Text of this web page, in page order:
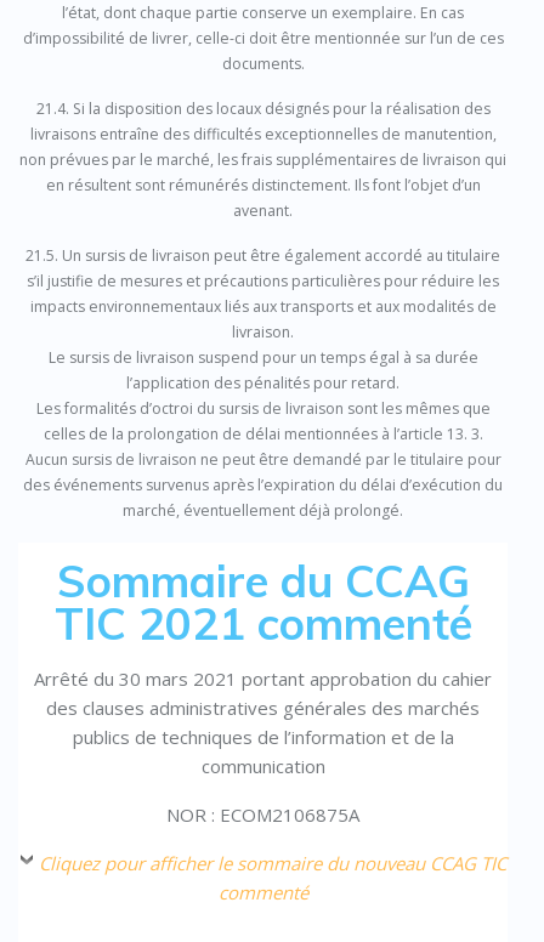
l’état, dont chaque partie conserve un exemplaire. En cas
d’impossibilité de livrer, celle-ci doit être mentionnée sur l’un de ces
documents.
21.4. Si la disposition des locaux désignés pour la réalisation des
livraisons entraîne des difficultés exceptionnelles de manutention,
non prévues par le marché, les frais supplémentaires de livraison qui
en résultent sont rémunérés distinctement. Ils font l’objet d’un
avenant.
21.5. Un sursis de livraison peut être également accordé au titulaire
s’il justifie de mesures et précautions particulières pour réduire les
impacts environnementaux liés aux transports et aux modalités de
livraison.
Le sursis de livraison suspend pour un temps égal à sa durée
l’application des pénalités pour retard.
Les formalités d’octroi du sursis de livraison sont les mêmes que
celles de la prolongation de délai mentionnées à l’article 13. 3.
Aucun sursis de livraison ne peut être demandé par le titulaire pour
des événements survenus après l’expiration du délai d’exécution du
marché, éventuellement déjà prolongé.
Sommaire du CCAG
TIC 2021 commenté
Arrêté du 30 mars 2021 portant approbation du cahier
des clauses administratives générales des marchés
publics de techniques de l’information et de la
communication
NOR : ECOM2106875A
Cliquez pour afficher le sommaire du nouveau CCAG TIC
commenté